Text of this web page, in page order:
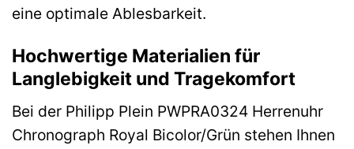
eine optimale Ablesbarkeit.
Hochwertige Materialien für
Langlebigkeit und Tragekomfort
Bei der Philipp Plein PWPRA0324 Herrenuhr
Chronograph Royal Bicolor/Grün stehen Ihnen